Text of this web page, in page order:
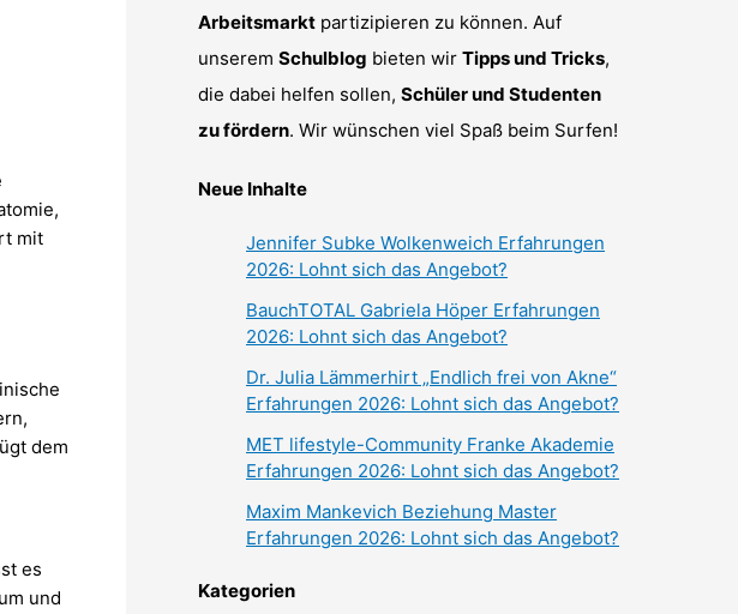
mit
dem
es
und
Arbeitsmarkt partizipieren zu können. Auf
unserem Schulblog bieten wir Tipps und Tricks,
die dabei helfen sollen, Schüler und Studenten
zu fördern. Wir wünschen viel Spaß beim Surfen!
Neue Inhalte
Jennifer Subke Wolkenweich Erfahrungen
2026: Lohnt sich das Angebot?
BauchTOTAL Gabriela Höper Erfahrungen
2026: Lohnt sich das Angebot?
Dr. Julia Lämmerhirt „Endlich frei von Akne“
Erfahrungen 2026: Lohnt sich das Angebot?
MET lifestyle-Community Franke Akademie
Erfahrungen 2026: Lohnt sich das Angebot?
Maxim Mankevich Beziehung Master
Erfahrungen 2026: Lohnt sich das Angebot?
Kategorien